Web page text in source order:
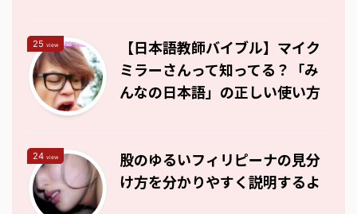
25 view
【日本語教師バイブル】マイク
ミラーさんって知ってる？「み
んなの日本語」の正しい使い方
24 view
股のゆるいフィリピーナの見分
け方を分かりやすく説明するよ